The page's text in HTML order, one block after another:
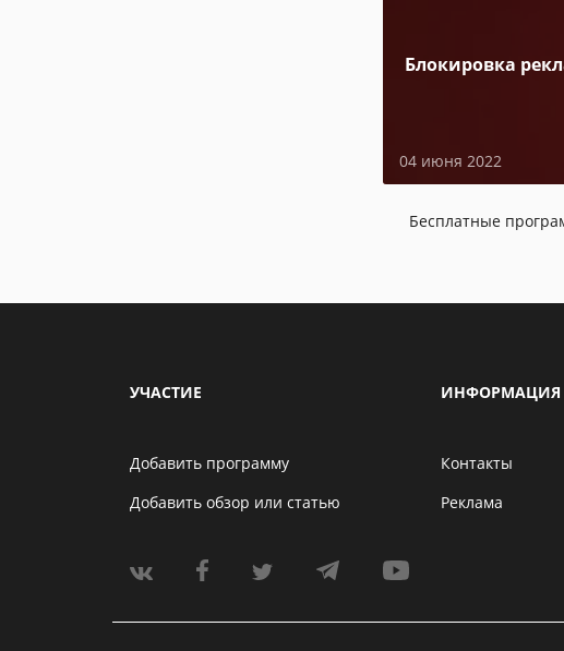
Блокировка
04 июня 2022
Бесплатные
УЧАСТИЕ
Добавить программу
Добавить обзор или статью
ИНФОРМАЦИЯ
Контакты
Реклама